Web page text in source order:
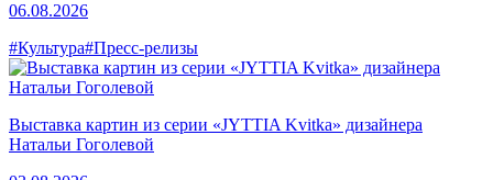
06.08.2026
#Культура#Пресс-релизы
Выставка картин из серии «JYTTIA Kvitka» дизайнера
Натальи Гоголевой